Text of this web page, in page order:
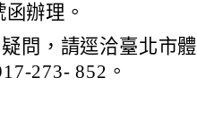
辦理。
問，請逕洽臺北市
273- 852。